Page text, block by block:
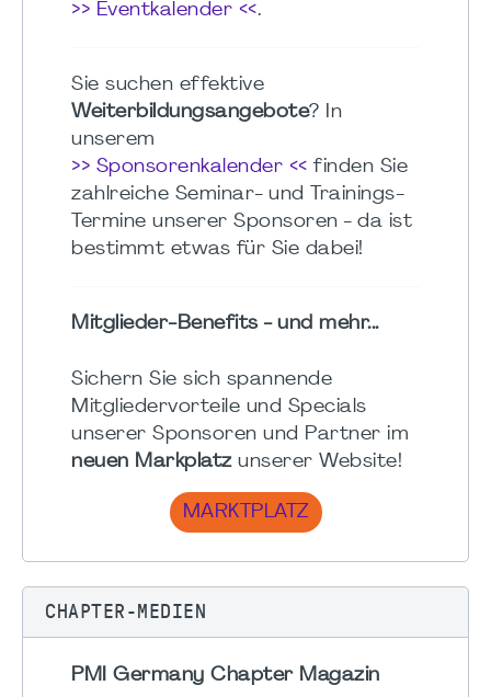
>> Eventkalender <<.
Sie suchen effektive
Weiterbildungsangebote? In
unserem
>> Sponsorenkalender << finden Sie
zahlreiche Seminar- und Trainings-
Termine unserer Sponsoren - da ist
bestimmt etwas für Sie dabei!
Mitglieder-Benefits - und mehr...
Sichern Sie sich spannende
Mitgliedervorteile und Specials
unserer Sponsoren und Partner im
neuen Markplatzunserer Website!
MARKTPLATZ
CHAPTER-MEDIEN
PMI Germany Chapter Magazin